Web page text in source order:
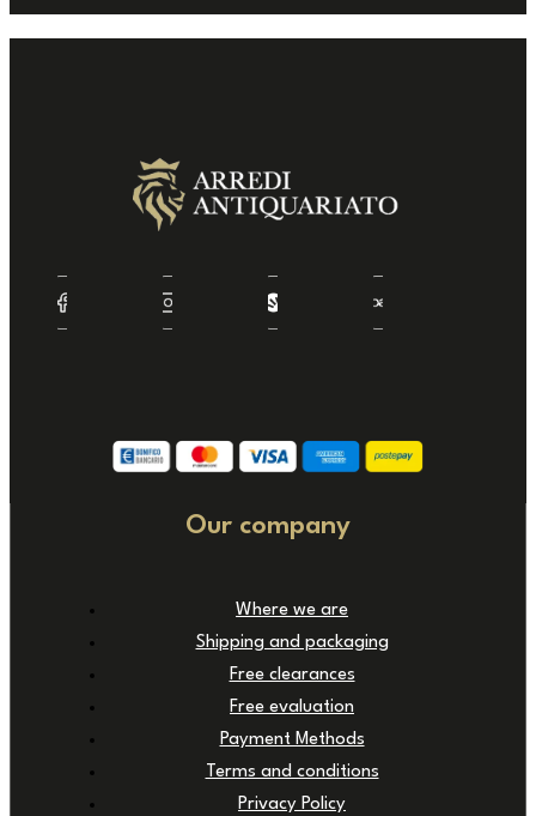
Our company
Where we are
Shipping and packaging
Free clearances
Free evaluation
Payment Methods
Terms and conditions
Privacy Policy